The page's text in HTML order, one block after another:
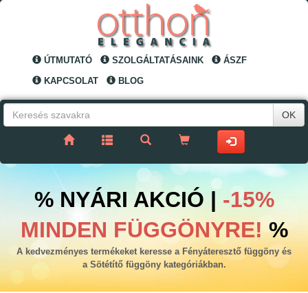
ÚTMUTATÓ SZOLGÁLTATÁSAINK
ÁSZF
KAPCSOLAT
BLOG
OK
% NYÁRI AKCIÓ | -15%
MINDEN FÜGGÖNYRE!%
A kedvezményes termékeket keresse a Fényáteresztő függöny és
a Sötétítő függöny kategóriákban.